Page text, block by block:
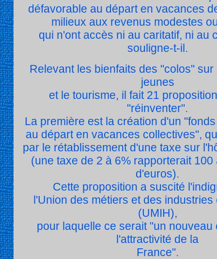
défavorable au départ en vacances
milieux aux revenus modestes
qui n'ont accès ni au caritatif, ni au
souligne-t-il.
Relevant les bienfaits des "colos"
jeunes
et le tourisme, il fait 21
"réinventer".
La première est la création d'un
au départ en vacances collectives",
par le rétablissement d'une taxe sur
(une taxe de 2 à 6% rapporterait 100
d'euros).
Cette proposition a suscité
l'Union des métiers et des industries
(UMIH),
pour laquelle ce serait "un nouveau
l'attractivité de la
France".